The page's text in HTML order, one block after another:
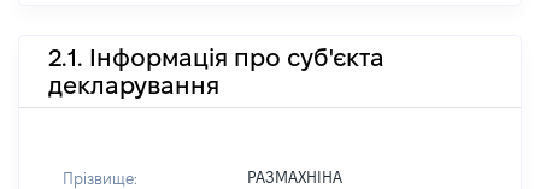
2.1. Інформація про суб'єкта
декларування
Прізвище: РАЗМАХНІНА